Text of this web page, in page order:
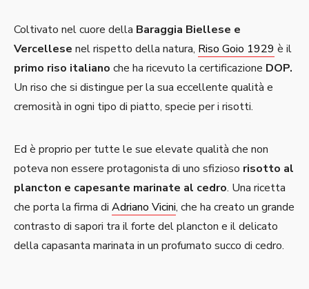
Coltivato nel cuore della Baraggia Biellese e
Vercellese nel rispetto della natura, Riso Goio 1929 è il
primo riso italiano che ha ricevuto la certificazione DOP.
Un riso che si distingue per la sua eccellente qualità e
cremosità in ogni tipo di piatto, specie per i risotti.
Ed è proprio per tutte le sue elevate qualità che non
poteva non essere protagonista di uno sfizioso risotto al
plancton e capesante marinate al cedro. Una ricetta
che porta la firma di Adriano Vicini, che ha creato un grande
contrasto di sapori tra il forte del plancton e il delicato
della capasanta marinata in un profumato succo di cedro.